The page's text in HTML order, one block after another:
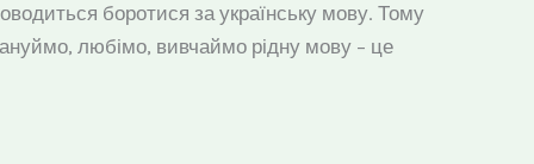
боротися за українську мову. Тому
любімо, вивчаймо рідну мову – це